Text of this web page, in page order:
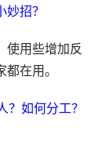
招？
使用些增加反
在用。
？如何分工？